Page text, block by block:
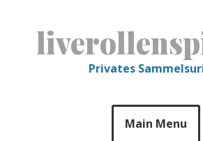
Privates
Main Menu